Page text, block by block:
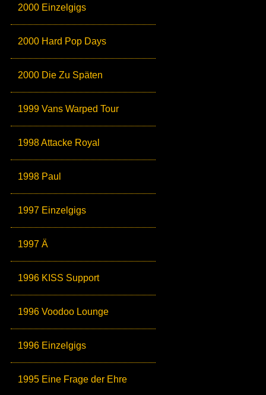
2000 Einzelgigs
2000 Hard Pop Days
2000 Die Zu Späten
1999 Vans Warped Tour
1998 Attacke Royal
1998 Paul
1997 Einzelgigs
1997 Ä
1996 KISS Support
1996 Voodoo Lounge
1996 Einzelgigs
1995 Eine Frage der Ehre